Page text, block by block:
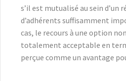
s’il est mutualisé au sein d’un
d’adhérents suffisamment
cas, le recours à une option
totalement acceptable en
perçue comme un avantage